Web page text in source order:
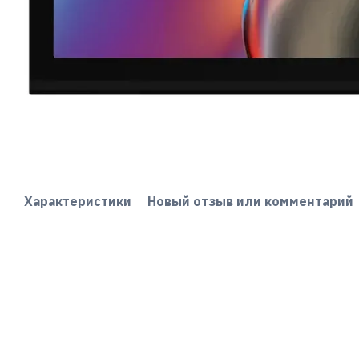
Характеристики Новый отзыв или комментарий